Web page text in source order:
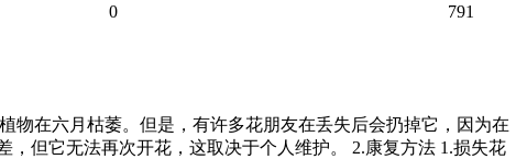
0
791
物在六月枯萎。但是，有许多花朋友在丢失后会扔掉它，因为在
但它无法再次开花，这取决于个人维护。 2.康复方法 1.损失花